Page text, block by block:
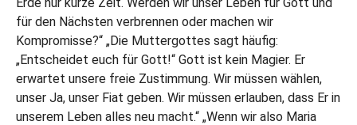
für den Nächsten verbrennen oder machen wir
Kompromisse?“ „Die Muttergottes sagt häufig:
„Entscheidet euch für Gott!“ Gott ist kein Magier. Er
erwartet unsere freie Zustimmung. Wir müssen wählen,
unser Ja, unser Fiat geben. Wir müssen erlauben, dass Er in
unserem Leben alles neu macht.“ „Wenn wir also Maria